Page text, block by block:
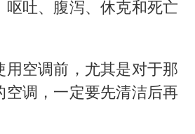
呕吐、腹泻、休克和死亡
用空调前，尤其是对于那
空调，一定要先清洁后再